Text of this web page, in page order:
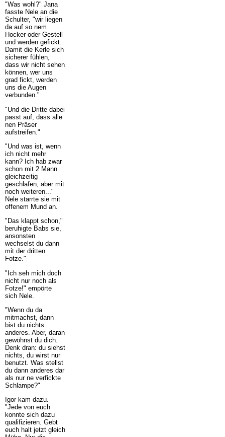
"Was wohl?" Jana
fasste Nele an die
Schulter, "wir liegen
da auf so nem
Hocker oder Gestell
und werden gefickt.
Damit die Kerle sich
sicherer fühlen,
dass wir nicht sehen
können, wer uns
grad fickt, werden
uns die Augen
verbunden."
"Und die Dritte dabei
passt auf, dass alle
nen Präser
aufstreifen."
"Und was ist, wenn
ich nicht mehr
kann? Ich hab zwar
schon mit 2 Mann
gleichzeitig
geschlafen, aber mit
noch weiteren..."
Nele starrte sie mit
offenem Mund an.
"Das klappt schon,"
beruhigte Babs sie,
ansonsten
wechselst du dann
mit der dritten
Fotze."
"Ich seh mich doch
nicht nur noch als
Fotze!" empörte
sich Nele.
"Wenn du da
mitmachst, dann
bist du nichts
anderes. Aber, daran
gewöhnst du dich.
Denk dran: du siehst
nichts, du wirst nur
benutzt. Was stellst
du dann anderes dar
als nur ne verfickte
Schlampe?"
Igor kam dazu.
"Jede von euch
konnte sich dazu
qualifizieren. Gebt
euch halt jetzt gleich